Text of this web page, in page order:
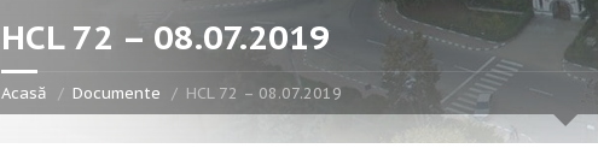
HCL 72 – 08.07.2019
Acasă Documente HCL 72 – 08.07.2019